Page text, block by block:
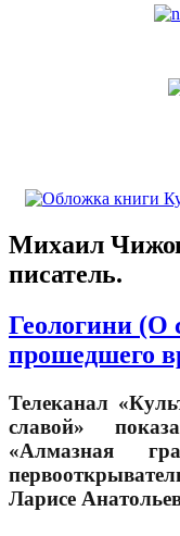
Михаил
писатель.
Геологини (О
прошедшего
Телеканал
славой»
«Алмазная
Ларисе